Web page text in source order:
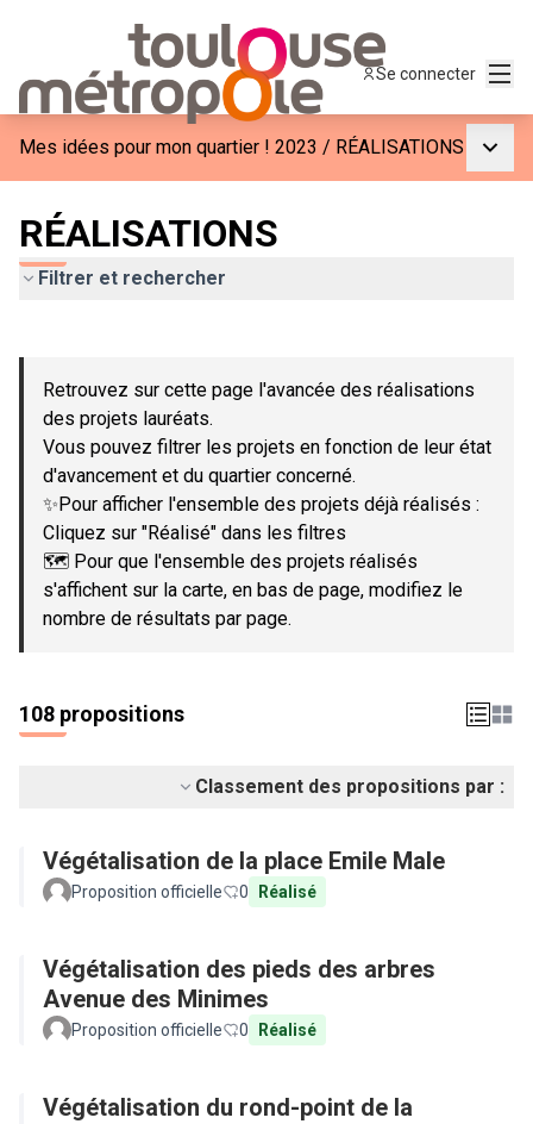
Se connecter
Mes idées pour mon quartier ! 2023 / RÉALISATIONS
RÉALISATIONS
Filtrer et rechercher
−
Retrouvez sur cette page l'avancée des réalisations
des projets lauréats.
Vous pouvez filtrer les projets en fonction de leur état
d'avancement et du quartier concerné.
✨Pour afficher l'ensemble des projets déjà réalisés :
Cliquez sur "Réalisé" dans les filtres
🗺️ Pour que l'ensemble des projets réalisés
s'affichent sur la carte, en bas de page, modifiez le
nombre de résultats par page.
108 propositions
Classement des propositions par :
Végétalisation de la place Emile Male
Proposition officielle 0 Réalisé
Végétalisation des pieds des arbres
Avenue des Minimes
Proposition officielle 0 Réalisé
Végétalisation du rond-point de la